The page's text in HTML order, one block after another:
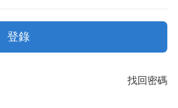
登錄
找回密碼